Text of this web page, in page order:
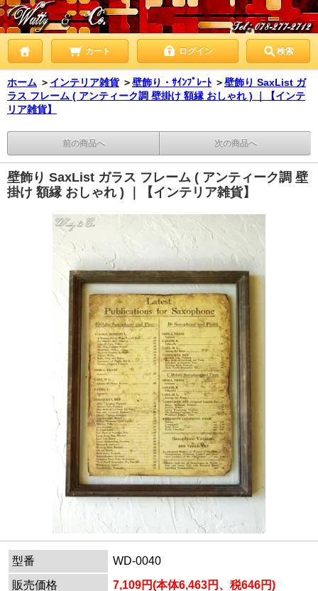
カート ログイン 検索
ホーム ＞ インテリア雑貨 ＞壁飾り・ｻｲﾝﾌﾟﾚｰﾄ ＞壁飾り SaxList ガ
ラス フレーム ( アンティーク調 壁掛け 額縁 おしゃれ ) ｜【インテ
リア雑貨】
前の商品へ 次の商品へ
壁飾り SaxList ガラス フレーム ( アンティーク調 壁
掛け 額縁 おしゃれ ) ｜【インテリア雑貨】
型番
WD-0040
販売価格
7,109円(本体6,463円、税646円)